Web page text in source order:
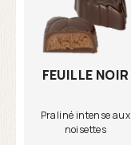
FEUILLE NOIR
Praliné intense aux
noisettes